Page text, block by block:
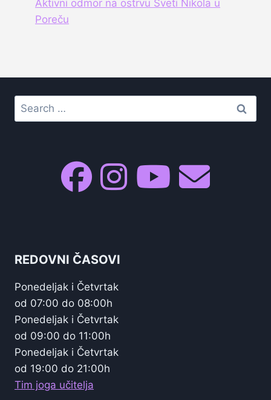
Aktivni odmor na ostrvu Sveti Nikola u
Poreču
Search
for:
REDOVNI ČASOVI
Ponedeljak i Četvrtak
od 07:00 do 08:00h
Ponedeljak i Četvrtak
od 09:00 do 11:00h
Ponedeljak i Četvrtak
od 19:00 do 21:00h
Tim joga učitelja